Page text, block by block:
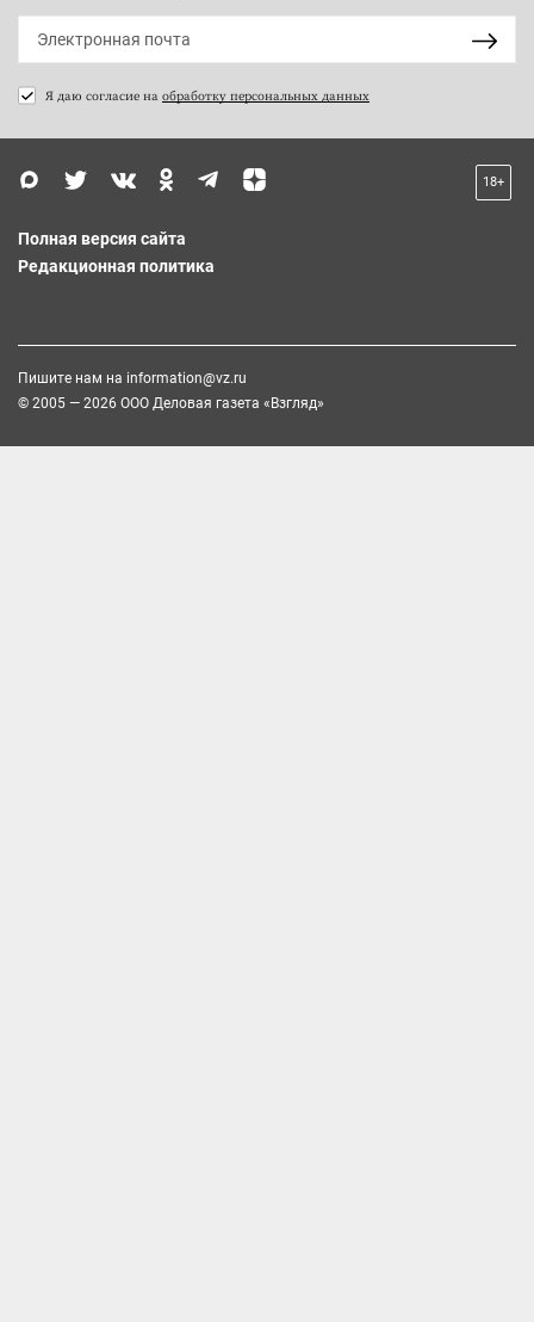
Я даю согласие на обработку персональных данных
18+
Полная версия сайта
Редакционная политика
Пишите нам на information@vz.ru
© 2005 — 2026 ООО Деловая газета «Взгляд»